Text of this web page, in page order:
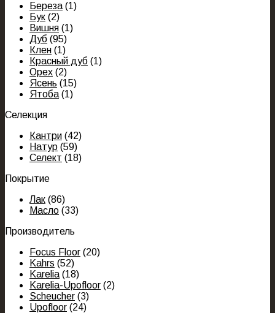
Береза (1)
Бук (2)
Вишня (1)
Дуб (95)
Клен (1)
Красный дуб (1)
Орех (2)
Ясень (15)
Ятоба (1)
Селекция
Кантри (42)
Натур (59)
Селект (18)
Покрытие
Лак (86)
Масло (33)
Производитель
Focus Floor (20)
Kahrs (52)
Karelia (18)
Karelia-Upofloor (2)
Scheucher (3)
Upofloor (24)